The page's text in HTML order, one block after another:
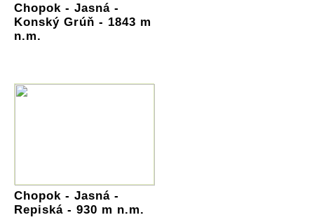
Chopok - Jasná -
Konský Grúň - 1843 m
n.m.
Chopok - Jasná -
Repiská - 930 m n.m.